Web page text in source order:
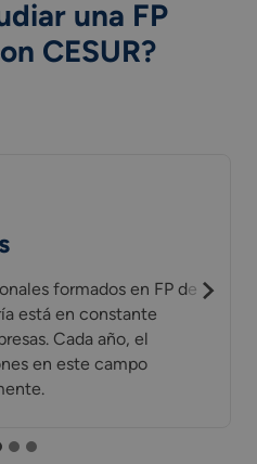
una FP
CESUR?
formados en FP de
está en constante
Cada año, el
en este campo